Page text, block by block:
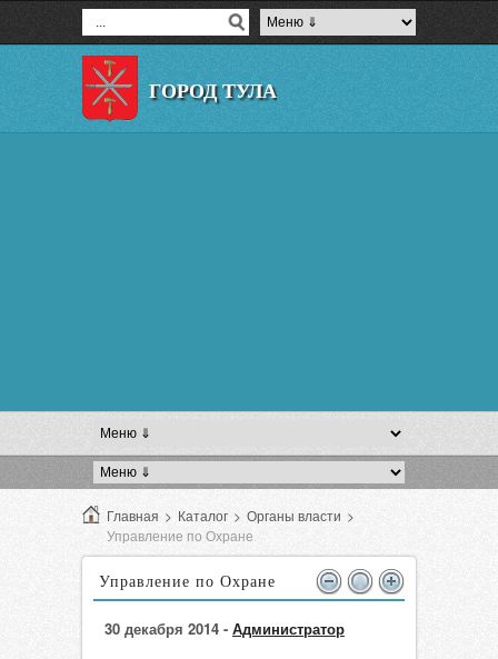
ГОРОД ТУЛА
Главная > Каталог > Органы власти >
Управление по Охране
Управление по Охране
30 декабря 2014 - Администратор